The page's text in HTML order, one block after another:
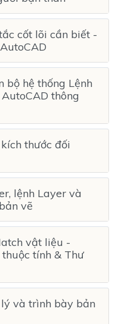
cốt lõi cần biết -
bộ hệ thống Lệnh
thông
thước đối
lệnh Layer và
vẽ
vật liệu -
tính & Thư
và trình bày bản